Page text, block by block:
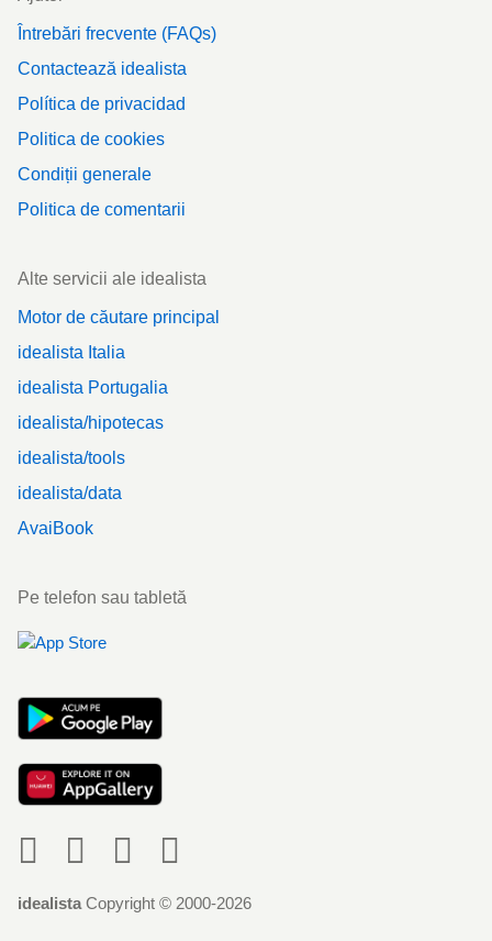
Întrebări frecvente (FAQs)
Contactează idealista
Política de privacidad
Politica de cookies
Condiții generale
Politica de comentarii
Alte servicii ale idealista
Motor de căutare principal
idealista Italia
idealista Portugalia
idealista/hipotecas
idealista/tools
idealista/data
AvaiBook
Pe telefon sau tabletă
idealista Copyright © 2000-2026